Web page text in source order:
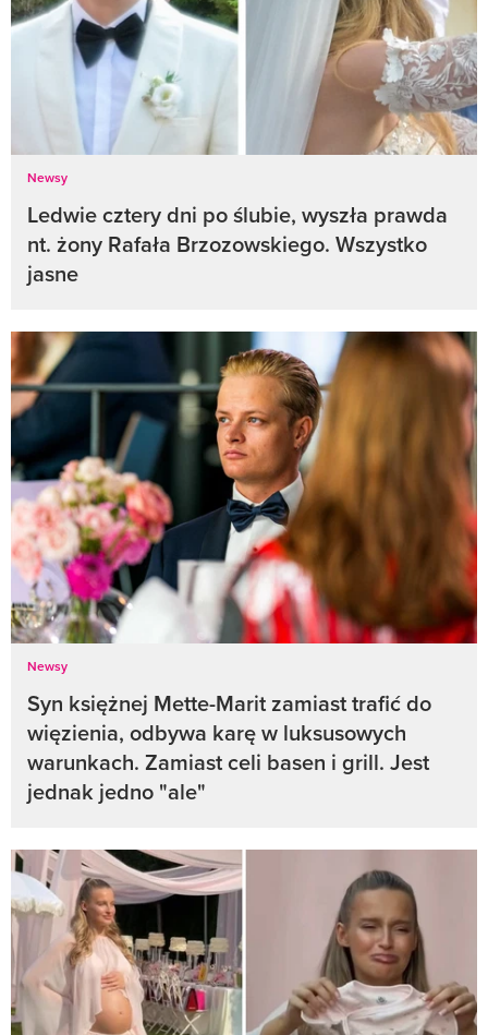
Newsy
Ledwie cztery dni po ślubie, wyszła prawda
nt. żony Rafała Brzozowskiego. Wszystko
jasne
Newsy
Syn księżnej Mette-Marit zamiast trafić do
więzienia, odbywa karę w luksusowych
warunkach. Zamiast celi basen i grill. Jest
jednak jedno "ale"